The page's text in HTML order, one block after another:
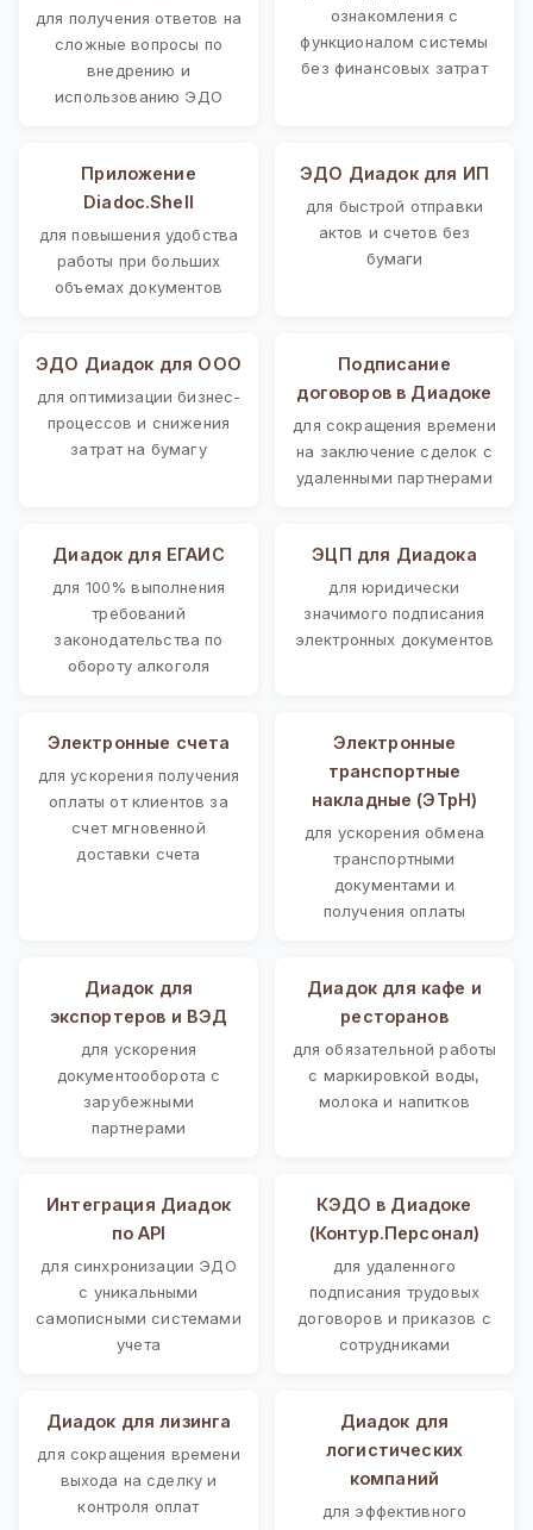
для получения ответов на
сложные вопросы по
внедрению и
использованию ЭДО
ознакомления с
функционалом системы
без финансовых затрат
Приложение
Diadoc.Shell
для повышения удобства
работы при больших
объемах документов
ЭДО Диадок для ИП
для быстрой отправки
актов и счетов без
бумаги
ЭДО Диадок для ООО
для оптимизации бизнес-
процессов и снижения
затрат на бумагу
Подписание
договоров в Диадоке
для сокращения времени
на заключение сделок с
удаленными партнерами
Диадок для ЕГАИС
для 100% выполнения
требований
законодательства по
обороту алкоголя
ЭЦП для Диадока
для юридически
значимого подписания
электронных документов
Электронные счета
для ускорения получения
оплаты от клиентов за
счет мгновенной
доставки счета
Электронные
транспортные
накладные (ЭТрН)
для ускорения обмена
транспортными
документами и
получения оплаты
Диадок для
экспортеров и ВЭД
для ускорения
документооборота с
зарубежными
партнерами
Диадок для кафе и
ресторанов
для обязательной работы
с маркировкой воды,
молока и напитков
Интеграция Диадок
по API
для синхронизации ЭДО
с уникальными
самописными системами
учета
КЭДО в Диадоке
(Контур.Персонал)
для удаленного
подписания трудовых
договоров и приказов с
сотрудниками
Диадок для лизинга
для сокращения времени
выхода на сделку и
контроля оплат
Диадок для
логистических
компаний
для эффективного